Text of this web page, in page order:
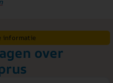
informatie
over